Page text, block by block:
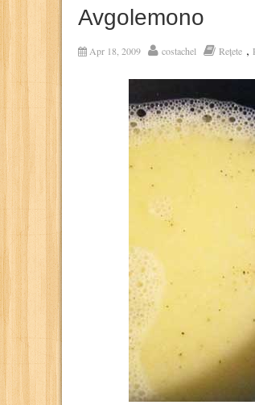
Avgolemono
Apr 18, 2009 costachel Rețete ,